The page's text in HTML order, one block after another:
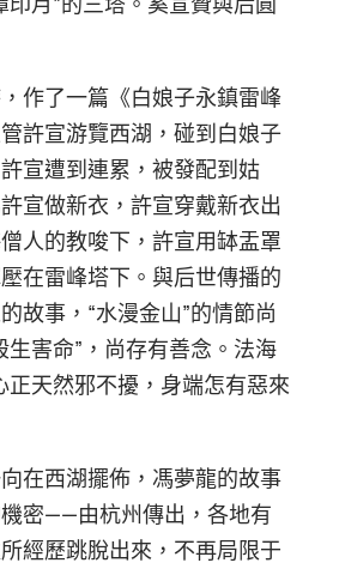
作了一篇《白娘子永鎮雷峰
許宣游覽西湖，碰到白娘子
宣遭到連累，被發配到姑
宣做新衣，許宣穿戴新衣出
人的教唆下，許宣用缽盂罩
在雷峰塔下。與后世傳播的
故事，“水漫金山”的情節尚
害命”，尚存有善念。法海
天然邪不擾，身端怎有惡來
在西湖擺佈，馮夢龍的故事
密——由杭州傳出，各地有
經歷跳脫出來，不再局限于